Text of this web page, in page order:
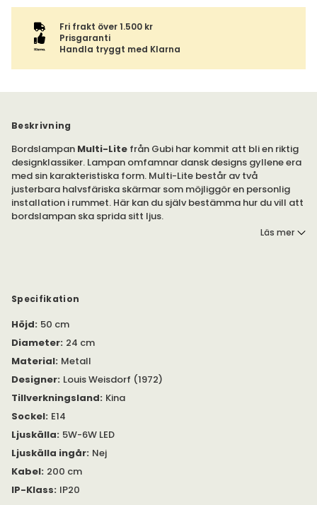
Fri frakt över 1.500 kr
Prisgaranti
Handla tryggt med Klarna
Beskrivning
Bordslampan Multi-Lite från Gubi har kommit att bli en riktig
designklassiker. Lampan omfamnar dansk designs gyllene era
med sin karakteristiska form. Multi-Lite består av två
justerbara halvsfäriska skärmar som möjliggör en personlig
installation i rummet. Här kan du själv bestämma hur du vill att
bordslampan ska sprida sitt ljus.
miljöer.
Multi-Lite är en vacker bordslampa designad av Louis Weisdorf
1972, producerad av Gubi. Lampan finns i flera olika färger med
två halvsfäriska skärmar efter egna önskemål för att skapa
olika silhuetter.
Du kan placera bordslampan Multi-Lite i fönstret, på en hylla
eller på skrivbordet. En vacker lampa kommer alltid till
användning!
Se bifogad PDF under 'Specifikation' för mer information.
Läs mer
Specifikation
Höjd: 50 cm
Diameter: 24 cm
Material: Metall
Designer: Louis Weisdorf (1972)
Tillverkningsland: Kina
Sockel: E14
Ljuskälla: 5W-6W LED
Ljuskälla ingår: Nej
Kabel: 200 cm
IP-Klass: IP20